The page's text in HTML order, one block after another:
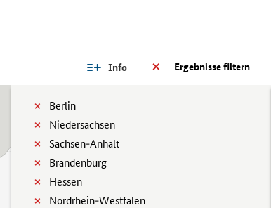
Ergebnisse filtern
Info
Berlin
Niedersachsen
Sachsen-Anhalt
Brandenburg
Hessen
Nordrhein-Westfalen